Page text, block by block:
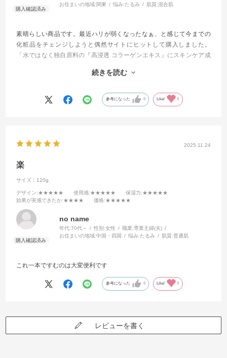
お住まいの地域:関東 悩み:たるみ 肌質:混合肌
素晴らしい商品です。最近ハリが弱くなったなぁ、と感じて今までの
化粧品をチェンジしようと偶然サイトにヒットして購入しました。
「水ではなく独自原料の『高浸透 コラーゲンエキス』にスキンケア成
ンケア成分95％！という贅沢な商品です。なのに価格は控えめ。速
続きを読む
参考になった 0 Like! 0
2025.11.24
楽
サイズ：120g
デザイン:★★★★★ 使用感:★★★★★ 保湿力:★★★★★
効果が実感できたか:★★★★ 価格:★★★★★
no name
年代:70代～ 性別:女性 職業:専業主婦(夫)
お住まいの地域:中国・四国 悩み:たるみ 肌質:普通肌
これ一本ですむのは大変便利です
参考になった 0 Like! 0
レビューを書く